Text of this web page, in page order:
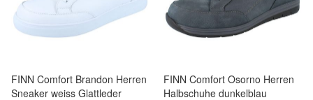
FINN Comfort Brandon Herren
Sneaker weiss Glattleder
FINN Comfort Osorno Herren
Halbschuhe dunkelblau